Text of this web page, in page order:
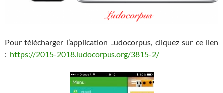
Pour télécharger l’application Ludocorpus, cliquez sur ce lien
: https://2015-2018.ludocorpus.org/3815-2/